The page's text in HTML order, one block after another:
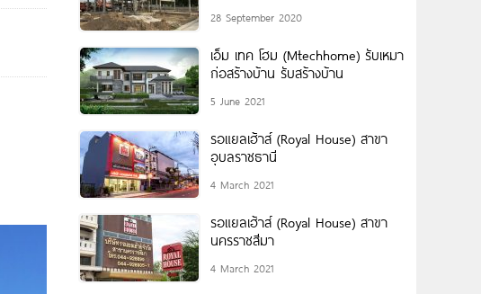
28 September 2020
เอ็ม เทค โฮม (Mtechhome) รับเหมา
ก่อสร้างบ้าน รับสร้างบ้าน
5 June 2021
รอแยลเฮ้าส์ (Royal House) สาขา
อุบลราชธานี
4 March 2021
รอแยลเฮ้าส์ (Royal House) สาขา
นครราชสีมา
4 March 2021